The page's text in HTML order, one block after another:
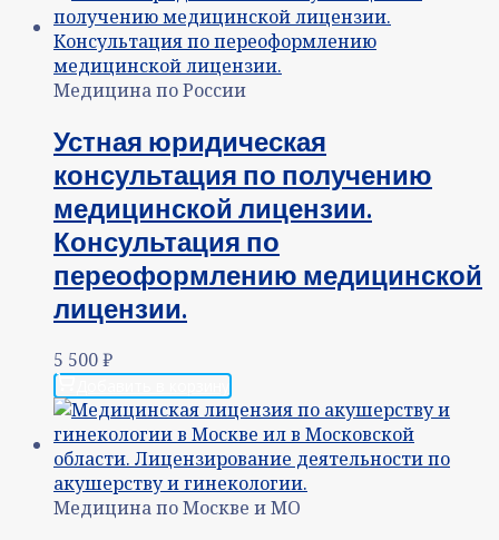
Медицина по России
Устная юридическая
консультация по получению
медицинской лицензии.
Консультация по
переоформлению медицинской
лицензии.
5 500₽
Медицина по Москве и МО